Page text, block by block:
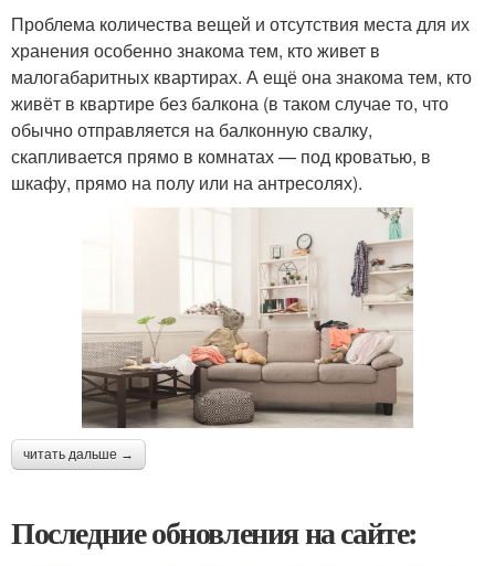
Проблема количества вещей и отсутствия места для их
хранения особенно знакома тем, кто живет в
малогабаритных квартирах. А ещё она знакома тем, кто
живёт в квартире без балкона (в таком случае то, что
обычно отправляется на балконную свалку,
скапливается прямо в комнатах — под кроватью, в
шкафу, прямо на полу или на антресолях).
читать дальше →
Последние обновления на сайте: